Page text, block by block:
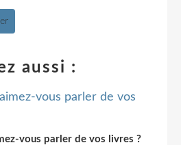
aussi :
vous parler de vos livres ?